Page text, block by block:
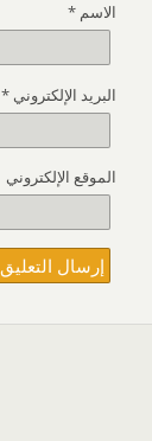
الاسم *
البريد الإلكتروني *
الموقع الإلكتروني